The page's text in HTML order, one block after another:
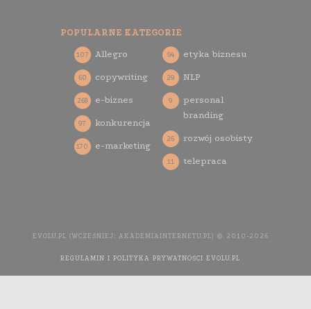
POPULARNE KATEGORIE
Allegro
107
copywriting
60
e-biznes
268
konkurencja
97
e-marketing
170
etyka biznesu
94
NLP
29
personal
branding
9
rozwój osobisty
26
telepraca
11
EVOLU.PL (WCZEŚNIEJ: AKADEMIAINTERNETU.PL) © 2010-2026
REGULAMIN I POLITYKA PRYWATNOŚCI EVOLU.PL